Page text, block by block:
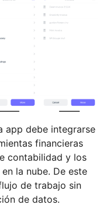
app debe integrarse
financieras
contabilidad y los
la nube. De este
de trabajo sin
de datos.